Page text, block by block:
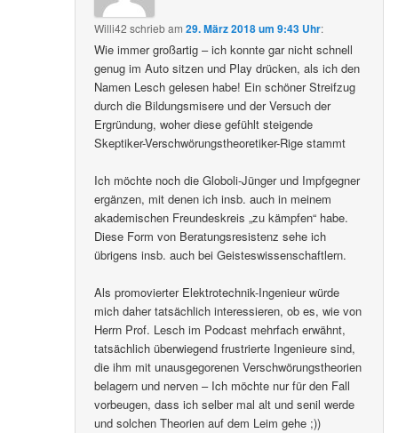
Willi42 schriebam29. März 2018 um 9:43 Uhr:
Wie immer großartig – ich konnte gar nicht schnell
genug im Auto sitzen und Play drücken, als ich den
Namen Lesch gelesen habe! Ein schöner Streifzug
durch die Bildungsmisere und der Versuch der
Ergründung, woher diese gefühlt steigende
Skeptiker-Verschwörungstheoretiker-Rige stammt
Ich möchte noch die Globoli-Jünger und Impfgegner
ergänzen, mit denen ich insb. auch in meinem
akademischen Freundeskreis „zu kämpfen“ habe.
Diese Form von Beratungsresistenz sehe ich
übrigens insb. auch bei Geisteswissenschaftlern.
Als promovierter Elektrotechnik-Ingenieur würde
mich daher tatsächlich interessieren, ob es, wie von
Herrn Prof. Lesch im Podcast mehrfach erwähnt,
tatsächlich überwiegend frustrierte Ingenieure sind,
die ihm mit unausgegorenen Verschwörungstheorien
belagern und nerven – Ich möchte nur für den Fall
vorbeugen, dass ich selber mal alt und senil werde
und solchen Theorien auf dem Leim gehe ;))